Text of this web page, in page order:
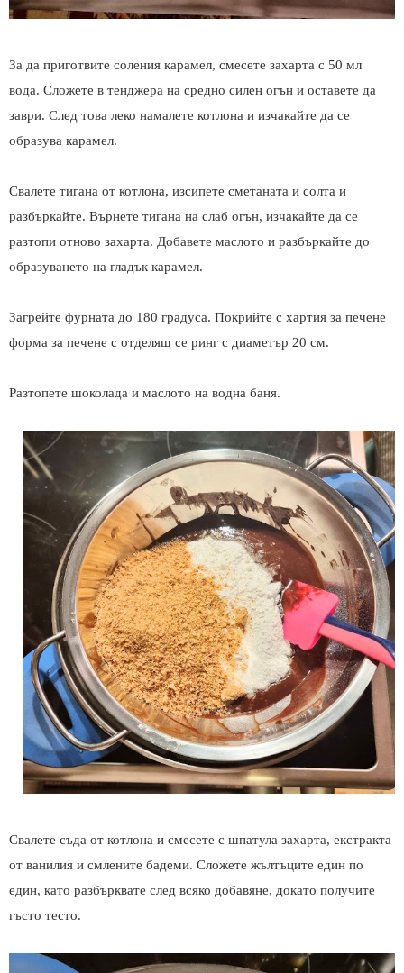
За да приготвите соления карамел, смесете захарта с 50 мл
вода. Сложете в тенджера на средно силен огън и оставете да
заври. След това леко намалете котлона и изчакайте да се
образува карамел.
Свалете тигана от котлона, изсипете сметаната и солта и
разбъркайте. Върнете тигана на слаб огън, изчакайте да се
разтопи отново захарта. Добавете маслото и разбъркайте до
образуването на гладък карамел.
Загрейте фурната до 180 градуса. Покрийте с хартия за печене
форма за печене с отделящ се ринг с диаметър 20 см.
Разтопете шоколада и маслото на водна баня.
Свалете съда от котлона и смесете с шпатула захарта, екстракта
от ванилия и смлените бадеми. Сложете жълтъците един по
един, като разбърквате след всяко добавяне, докато получите
гъсто тесто.